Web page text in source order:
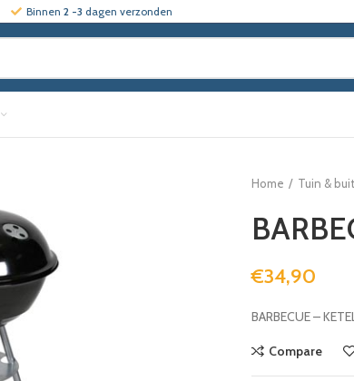
Binnen 2 -3 dagen verzonden
Home Tuin &
€34,90
BARBECUE –
Compare